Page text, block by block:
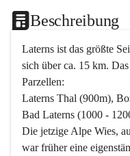
Beschreibung
Laterns ist das größte
sich über ca. 15 km.
Parzellen:
Laterns Thal (900m),
Bad Laterns (1000 -
Die jetzige Alpe Wies,
war früher eine